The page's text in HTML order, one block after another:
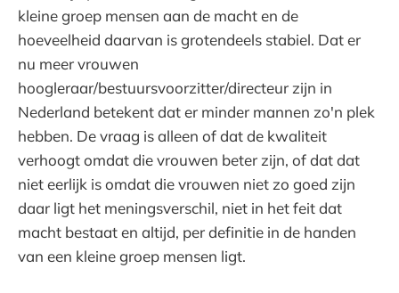
kleine groep mensen aan de macht en de
hoeveelheid daarvan is grotendeels stabiel. Dat er
nu meer vrouwen
hoogleraar/bestuursvoorzitter/directeur zijn in
Nederland betekent dat er minder mannen zo'n plek
hebben. De vraag is alleen of dat de kwaliteit
verhoogt omdat die vrouwen beter zijn, of dat dat
niet eerlijk is omdat die vrouwen niet zo goed zijn
daar ligt het meningsverschil, niet in het feit dat
macht bestaat en altijd, per definitie in de handen
van een kleine groep mensen ligt.